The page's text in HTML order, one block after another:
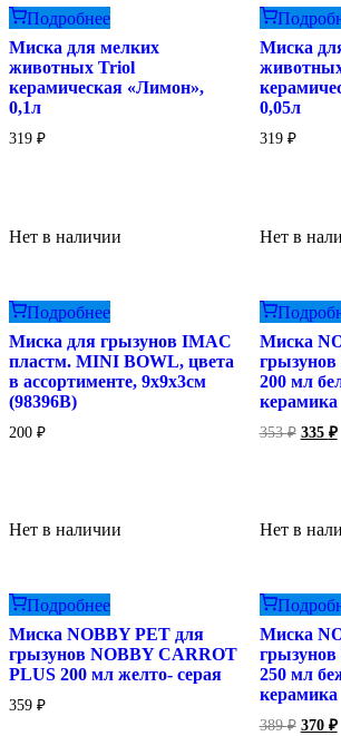
Подробнее
Миска для мелких
животных Triol
керамическая «Лимон»,
0,1л
319 ₽
Миска
0,05л
319 ₽
Нет в наличии
Подробнее
Миска для грызунов IMAC
пластм. MINI BOWL, цвета
в ассортименте, 9х9х3см
(98396В)
200 ₽
Нет в
Миска
200 мл
керамика
353₽ 335 ₽
Нет в наличии
Подробнее
Миска NOBBY PET для
грызунов NOBBY CARROT
PLUS 200 мл желто- серая
359 ₽
Нет в
Миска
250 мл
керамика
389₽ 370 ₽